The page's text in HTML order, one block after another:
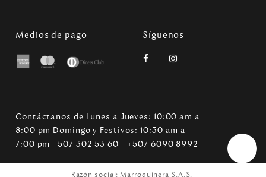
Medios de pago Síguenos
Contáctanos de Lunes a Jueves: 10:00 am a
8:00 pm Domingo y Festivos: 10:30 am a
7:00 pm +507 302 53 60 - +507 6090 8992
Razón social: Marroquinera S.A.S.